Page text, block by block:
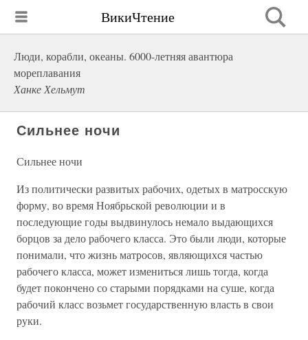
ВикиЧтение
Люди, корабли, океаны. 6000-летняя авантюра
мореплавания
Ханке Хельмут
Сильнее ночи
Сильнее ночи
Из политически развитых рабочих, одетых в матросскую
форму, во время Ноябрьской революции и в
последующие годы выдвинулось немало выдающихся
борцов за дело рабочего класса. Это были люди, которые
понимали, что жизнь матросов, являющихся частью
рабочего класса, может измениться лишь тогда, когда
будет покончено со старыми порядками на суше, когда
рабочий класс возьмет государственную власть в свои
руки.